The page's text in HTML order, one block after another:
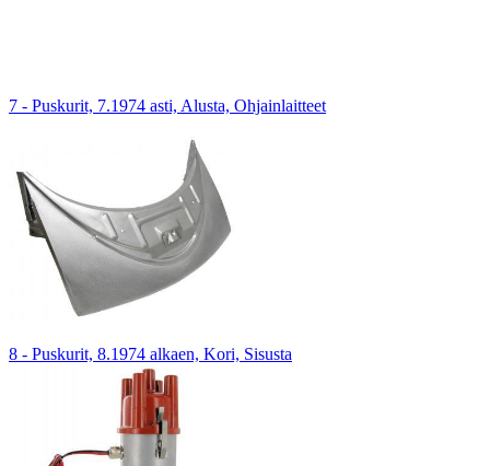
7 - Puskurit, 7.1974 asti, Alusta, Ohjainlaitteet
8 - Puskurit, 8.1974 alkaen, Kori, Sisusta